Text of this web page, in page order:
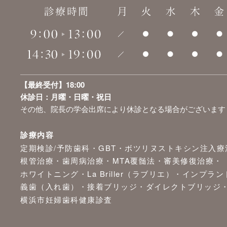
【最終受付】18:00
休診日：月曜・日曜・祝日
その他、院長の学会出席により休診となる場合がございます
診療内容
定期検診/予防歯科 GBT ボツリヌストキシン注入療
根管治療
歯周病治療 MTA覆髄法
審美修復治療
ホワイトニング
La Briller（ラブリエ）
インプラン
義歯（入れ歯）
接着ブリッジ
ダイレクトブリッジ
横浜市妊婦歯科健康診査